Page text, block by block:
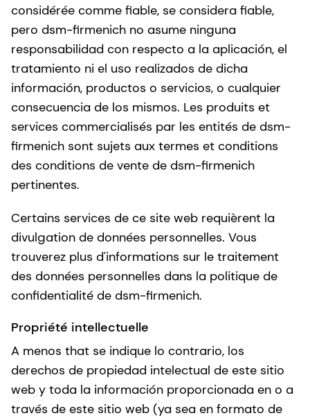
considérée comme fiable, se considera fiable,
pero dsm-firmenich no asume ninguna
responsabilidad con respecto a la aplicación, el
tratamiento ni el uso realizados de dicha
información, productos o servicios, o cualquier
consecuencia de los mismos. Les produits et
services commercialisés par les entités de dsm-
firmenich sont sujets aux termes et conditions
des conditions de vente de dsm-firmenich
pertinentes.
Certains services de ce site web requièrent la
divulgation de données personnelles. Vous
trouverez plus d'informations sur le traitement
des données personnelles dans la politique de
confidentialité de dsm-firmenich.
Propriété intellectuelle
A menos that se indique lo contrario, los
derechos de propiedad intelectual de este sitio
web y toda la información proporcionada en o a
través de este sitio web (ya sea en formato de